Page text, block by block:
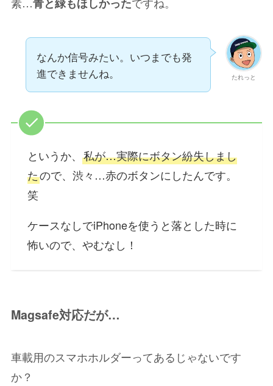
たれっと
なんか信号みたい。いつまでも発
進できませんね。
というか、 私が…実際にボタン紛失しまし
たので、渋々…赤のボタンにしたんです。
笑
ケースなしでiPhoneを使うと落とした時に
怖いので、やむなし！
Magsafe対応だが…
車載用のスマホホルダーってあるじゃないです
か？